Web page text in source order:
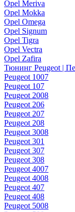
Opel Meriva
Opel Mokka
Opel Omega
Opel Signum
Opel Tigra
Opel Vectra
Opel Zafira
Тюнинг Peugeot |
Peugeot 1007
Peugeot 107
Peugeot 2008
Peugeot 206
Peugeot 207
Peugeot 208
Peugeot 3008
Peugeot 301
Peugeot 307
Peugeot 308
Peugeot 4007
Peugeot 4008
Peugeot 407
Peugeot 408
Peugeot 5008